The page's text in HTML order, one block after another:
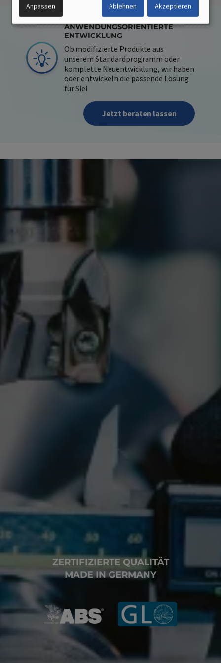
ANWENDUNGSORIENTIERTE
ENTWICKLUNG
Ob modifizierte Produkte aus
unserem Standardprogramm oder
komplette Neuentwicklung, wir haben
oder entwickeln die passende Lösung
für Sie!
Jetzt beraten lassen
ZERTIFIZIERTE QUALITÄT
MADE IN GERMANY
COOKIES
Anpassen Ablehnen Akzeptieren